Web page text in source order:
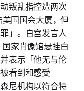
叛乱指控遭两次
国国会大厦，但
」。白宫发言人
家肖像馆悬挂白
表示「他无与伦
看到和感受
尼机构以符合特